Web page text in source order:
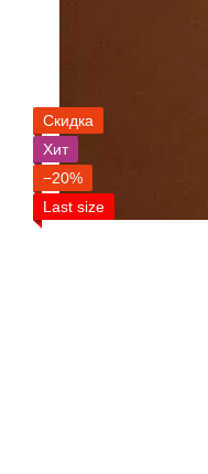
Скидка
Хит
−20%
Last size